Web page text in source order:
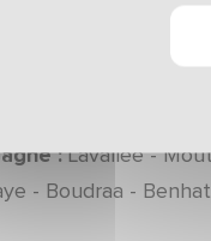
x3 (31', 34', 60')
:Lavallee -
- Boudraa -